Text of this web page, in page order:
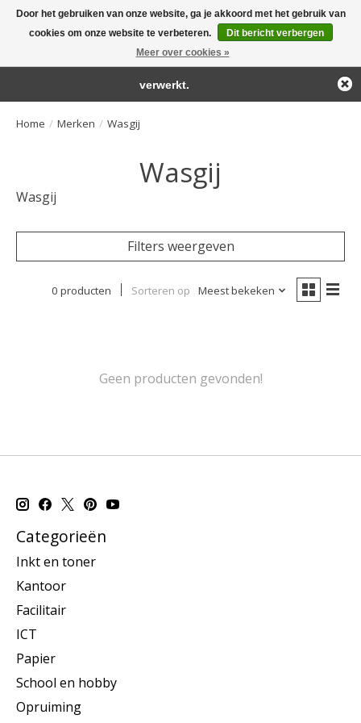
Large selection of products and fast shipping!
Home / Merken / Wasgij
Wasgij
Wasgij
Filters weergeven
0 producten Sorteren op Meest bekeken
Geen producten gevonden!
Categorieën
Inkt en toner
Kantoor
Facilitair
ICT
Papier
School en hobby
Opruiming
Door het gebruiken van onze website, ga je akkoord met het gebruik van
cookies om onze website te verbeteren.
Dit bericht verbergen
Meer over cookies »
← Keer terug naar de backofficeDeze winkel is in aanbouw.
Eventueel geplaatste orders zullen niet worden gehonoreerd of
verwerkt.